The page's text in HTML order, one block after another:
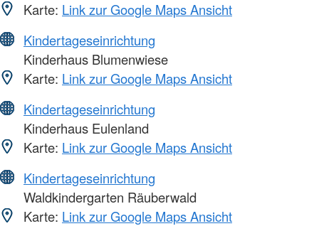
Karte: Link zur Google Maps Ansicht
Kindertageseinrichtung
Kinderhaus Blumenwiese
Karte: Link zur Google Maps Ansicht
Kindertageseinrichtung
Kinderhaus Eulenland
Karte: Link zur Google Maps Ansicht
Kindertageseinrichtung
Waldkindergarten Räuberwald
Karte: Link zur Google Maps Ansicht